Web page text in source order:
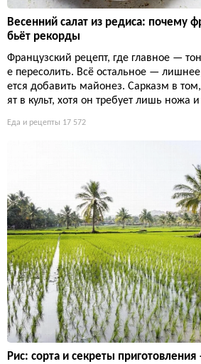
Весенний салат из редиса: почему
бьёт рекорды
Французский рецепт, где главное —
е пересолить. Всё остальное —
ется добавить майонез. Сарказм в том,
ят в культ, хотя он требует лишь ножа
Еда и рецепты 17 572
Рис: сорта и секреты